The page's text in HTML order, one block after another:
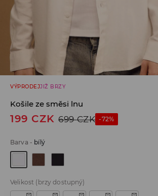
VÝPRODEJJIŽ BRZY
Košile ze směsi lnu
199 CZK 699 CZK -72%
Barva - bílý
Velikost (brzy dostupný)